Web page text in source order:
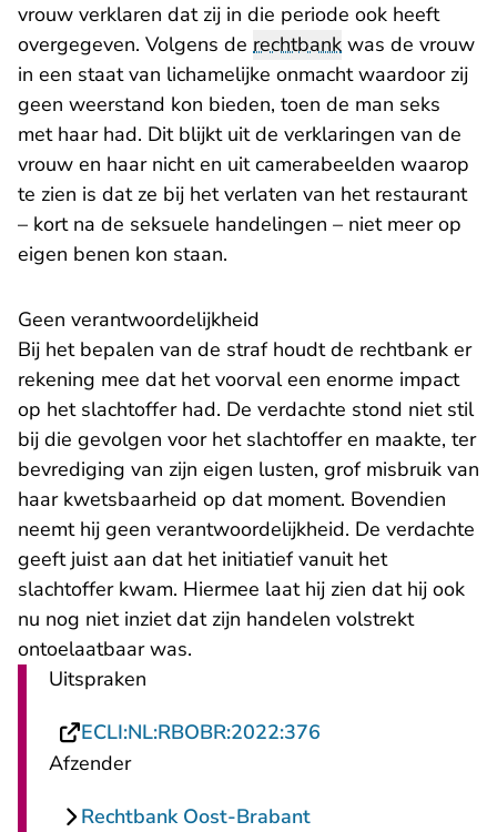
vrouw verklaren dat zij in die periode ook heeft
overgegeven. Volgens de rechtbank was de vrouw
in een staat van lichamelijke onmacht waardoor zij
geen weerstand kon bieden, toen de man seks
met haar had. Dit blijkt uit de verklaringen van de
vrouw en haar nicht en uit camerabeelden waarop
te zien is dat ze bij het verlaten van het restaurant
– kort na de seksuele handelingen – niet meer op
eigen benen kon staan.
Geen verantwoordelijkheid
Bij het bepalen van de straf houdt de rechtbank er
rekening mee dat het voorval een enorme impact
op het slachtoffer had. De verdachte stond niet stil
bij die gevolgen voor het slachtoffer en maakte, ter
bevrediging van zijn eigen lusten, grof misbruik van
haar kwetsbaarheid op dat moment. Bovendien
neemt hij geen verantwoordelijkheid. De verdachte
geeft juist aan dat het initiatief vanuit het
slachtoffer kwam. Hiermee laat hij zien dat hij ook
nu nog niet inziet dat zijn handelen volstrekt
ontoelaatbaar was.
Uitspraken
ECLI:NL:RBOBR:2022:376
Afzender
Rechtbank Oost-Brabant